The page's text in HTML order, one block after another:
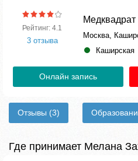
Рейтинг: 4.1
3 отзыва
Москва,
Каширская
Онлайн запись
Отзывы (3)
Где принимает Мелана